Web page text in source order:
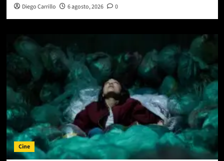
Diego Carrillo 6 agosto, 2026 0
Cine